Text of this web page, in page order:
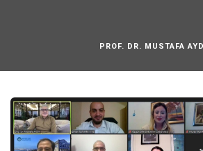
PROF. DR. MUSTAFA